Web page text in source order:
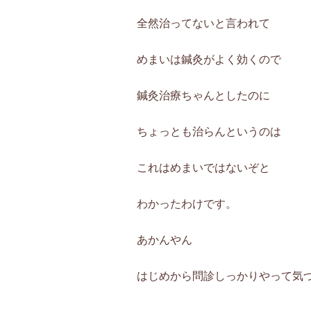
全然治ってないと言われて
めまいは鍼灸がよく効くので
鍼灸治療ちゃんとしたのに
ちょっとも治らんというのは
これはめまいではないぞと
わかったわけです。
あかんやん
はじめから問診しっかりやって気